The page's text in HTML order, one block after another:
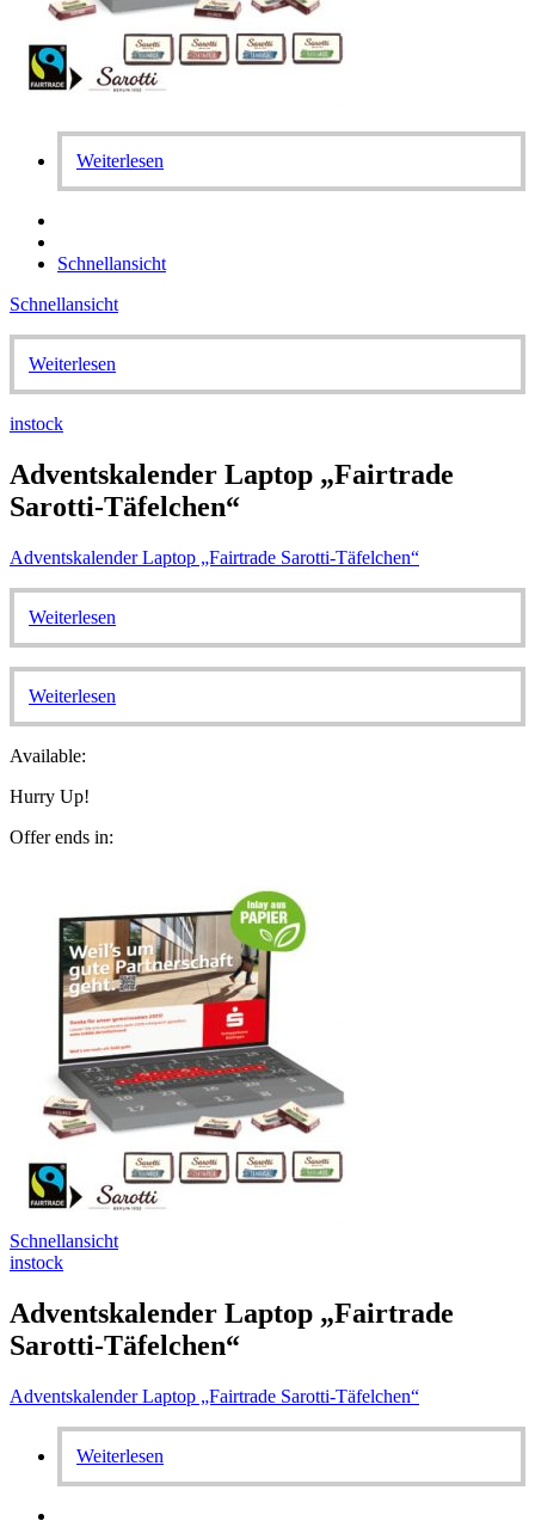
Weiterlesen
Schnellansicht
Schnellansicht
Weiterlesen
instock
Adventskalender Laptop „Fairtrade
Sarotti-Täfelchen“
Adventskalender Laptop „Fairtrade Sarotti-Täfelchen“
Weiterlesen
Weiterlesen
Available:
Hurry Up!
Offer ends in:
Schnellansicht
instock
Adventskalender Laptop „Fairtrade
Sarotti-Täfelchen“
Adventskalender Laptop „Fairtrade Sarotti-Täfelchen“
Weiterlesen